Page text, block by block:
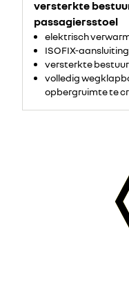
instrumentarium
versterkte
passagiersstoel
elektrisch
ISOFIX-
versterkte
volledig
opbergruimte te